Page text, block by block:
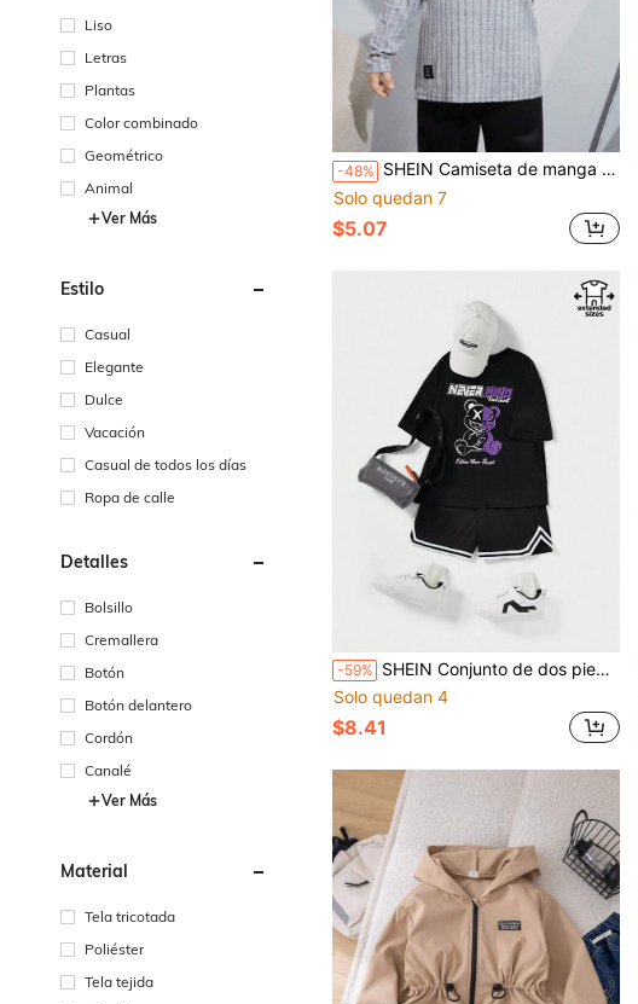
Liso
Letras
Plantas
Color combinado
Geométrico
Animal
Ver Más
Estilo
Casual
Elegante
Dulce
Vacación
Casual de todos los días
Ropa de calle
Detalles
Bolsillo
Cremallera
Botón
Botón delantero
Cordón
Canalé
Ver Más
Material
Tela tricotada
Poliéster
Tela tejida
-48% SHEIN Camiseta de manga larga con cuello redondo y rayas para niño preadolescente en tallas extendidas
Solo quedan 7
$5.07
-59% SHEIN Conjunto de dos piezas para niño preadolescente que incluye camiseta suelta de manga corta de estilo urbano con diseño de oso impreso y cuello redondo, y pantalones cortos de punto con parches, adecuado para ocio diario y viajes, también ideal para deportes, temporada de primavera y verano.
Solo quedan 4
$8.41